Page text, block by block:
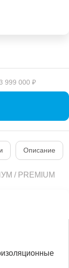
3 999 000 ₽
Описание
/ PREMIUM